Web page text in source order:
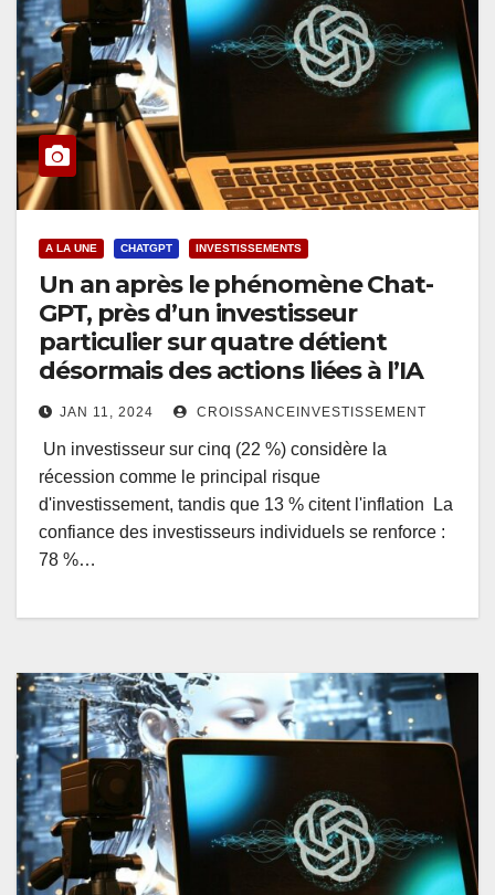
A LA UNE CHATGPT INVESTISSEMENTS
Un an après le phénomène Chat-
GPT, près d’un investisseur
particulier sur quatre détient
désormais des actions liées à l’IA
JAN 11, 2024 CROISSANCEINVESTISSEMENT
Un investisseur sur cinq (22 %) considère la
récession comme le principal risque
d'investissement, tandis que 13 % citent l'inflation La
confiance des investisseurs individuels se renforce :
78 %…